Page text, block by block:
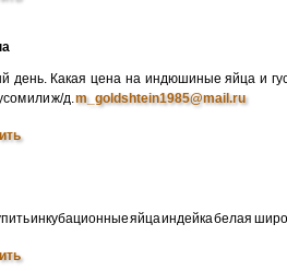
день. Какая цена на индюшиные яйца и
или ж/д.m_goldshtein1985@mail.ru
инкубационные яйца индейка белая